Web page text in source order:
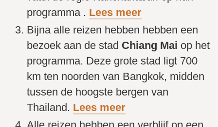
programma . Lees meer
Bijna alle reizen hebben hebben een
bezoek aan de stad Chiang Mai op het
programma. Deze grote stad ligt 700
km ten noorden van Bangkok, midden
tussen de hoogste bergen van
Thailand. Lees meer